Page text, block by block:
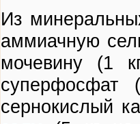
Из
аммиачную
мочевину (1
сернокислый